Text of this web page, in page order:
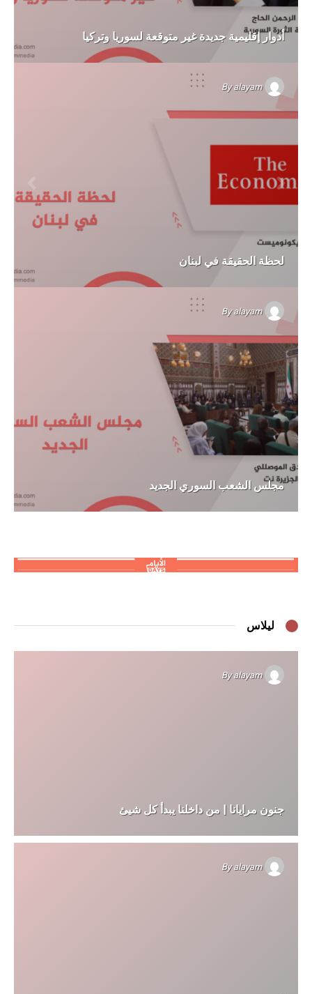
أدوار إقليمية جديدة غير متوقعة لسوريا وتركيا
Byalayam
لحظة الحقيقة في لبنان
Byalayam
مجلس الشعب السوري الجديد
ليلاس
Byalayam
جنون مرايانا | من داخلنا يبدأ كل شيئ
Byalayam